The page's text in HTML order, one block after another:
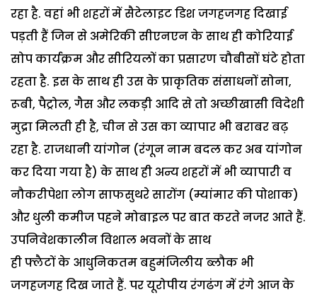
रहा है. वहां भी शहरों में सैटेलाइट डिश जगहजगह दिखाई
पड़ती हैं जिन से अमेरिकी सीएनएन के साथ ही कोरियाई
सोप कार्यक्रम और सीरियलों का प्रसारण चौबीसों घंटे होता
रहता है. इस के साथ ही उस के प्राकृतिक संसाधनों सोना,
रूबी, पैट्रोल, गैस और लकड़ी आदि से तो अच्छीखासी विदेशी
मुद्रा मिलती ही है, चीन से उस का व्यापार भी बराबर बढ़
रहा है. राजधानी यांगोन (रंगून नाम बदल कर अब यांगोन
कर दिया गया है) के साथ ही अन्य शहरों में भी व्यापारी व
नौकरीपेशा लोग साफसुथरे सारोंग (म्यांमार की पोशाक)
और धुली कमीज पहने मोबाइल पर बात करते नजर आते हैं.
उपनिवेशकालीन विशाल भवनों के साथ
ही फ्लैटों के आधुनिकतम बहुमंजिलीय ब्लौक भी
जगहजगह दिख जाते हैं. पर यूरोपीय रंगढंग में रंगे आज के